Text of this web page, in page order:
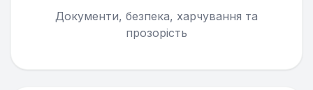
Документи, безпека, харчування та
прозорість